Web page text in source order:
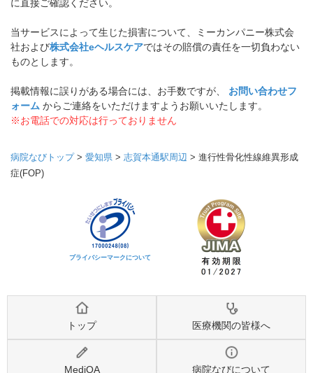
に直接ご確認ください。
当サービスによって生じた損害について、ミーカンパニー株式会
社および株式会社eヘルスケアではその賠償の責任を一切負わない
ものとします。
掲載情報に誤りがある場合には、お手数ですが、 お問い合わせフ
ォーム からご連絡をいただけますようお願いいたします。
※お電話での対応は行っておりません
病院なびトップ> 愛知県 > 志賀本通駅周辺 > 進行性骨化性線維異形成
症(FOP)
プライバシーマークについて
トップ 医療機関の皆様へ
MediQA 病院なびについて